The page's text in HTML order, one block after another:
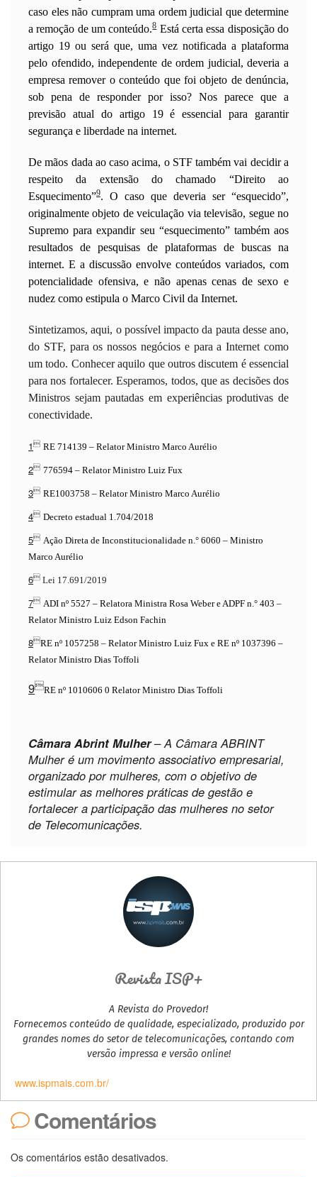
caso eles não cumpram uma ordem judicial que determine
a remoção de um conteúdo.8Está certa essa disposição do
artigo 19 ou será que, uma vez notificada a plataforma
pelo ofendido, independente de ordem judicial, deveria a
empresa remover o conteúdo que foi objeto de denúncia,
sob pena de responder por isso? Nos parece que a
previsão atual do artigo 19 é essencial para garantir
segurança e liberdade na internet.
De mãos dada ao caso acima, o STF também vai decidir a
respeito da extensão do chamado “Direito ao
Esquecimento”9. O caso que deveria ser “esquecido”,
originalmente objeto de veiculação via televisão, segue no
Supremo para expandir seu “esquecimento” também aos
resultados de pesquisas de plataformas de buscas na
internet. E a discussão envolve conteúdos variados, com
potencialidade ofensiva, e não apenas cenas de sexo e
nudez como estipula o Marco Civil da Internet.
Sintetizamos, aqui, o possível impacto da pauta desse ano,
do STF, para os nossos negócios e para a Internet como
um todo. Conhecer aquilo que outros discutem é essencial
para nos fortalecer. Esperamos, todos, que as decisões dos
Ministros sejam pautadas em experiências produtivas de
conectividade.
1 RE 714139 – Relator Ministro Marco Aurélio
2 776594 – Relator Ministro Luiz Fux
3 RE1003758 – Relator Ministro Marco Aurélio
4 Decreto estadual 1.704/2018
5 Ação Direta de Inconstitucionalidade n.° 6060 – Ministro
Marco Aurélio
6 Lei 17.691/2019
7 ADI nº 5527 – Relatora Ministra Rosa Weber e ADPF n.° 403 –
Relator Ministro Luiz Edson Fachin
8RE nº 1057258 – Relator Ministro Luiz Fux e RE nº 1037396 –
Relator Ministro Dias Toffoli
9RE nº 1010606 0 Relator Ministro Dias Toffoli
Câmara Abrint Mulher– A Câmara ABRINT
Mulher é um movimento associativo empresarial,
organizado por mulheres, com o objetivo de
estimular as melhores práticas de gestão e
fortalecer a participação das mulheres no setor
de Telecomunicações.
Revista ISP+
A Revista do Provedor!
Fornecemos conteúdo de qualidade, especializado, produzido por
grandes nomes do setor de telecomunicações, contando com
versão impressa e versão online!
www.ispmais.com.br/
Comentários
Os comentários estão desativados.